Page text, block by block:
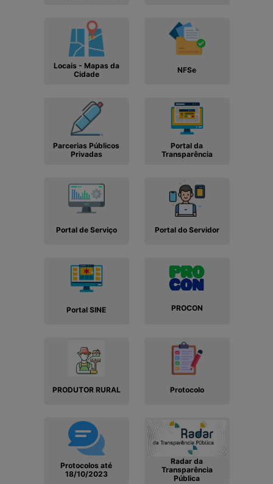
Locais - Mapas da
Cidade
NFSe
Parcerias Públicos
Privadas
Portal da
Transparência
Portal de Serviço Portal do Servidor
Portal SINE PROCON
PRODUTOR RURAL Protocolo
Protocolos até
18/10/2023
Radar da
Transparência
Pública